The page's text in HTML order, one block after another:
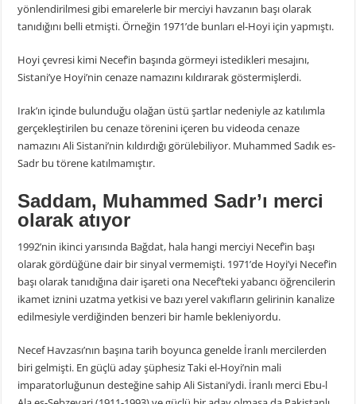
yönlendirilmesi gibi emarelerle bir merciyi havzanın başı olarak
tanıdığını belli etmişti. Örneğin 1971’de bunları el-Hoyi için yapmıştı.
Hoyi çevresi kimi Necef’in başında görmeyi istedikleri mesajını,
Sistani’ye Hoyi’nin cenaze namazını kıldırarak göstermişlerdi.
Irak’ın içinde bulunduğu olağan üstü şartlar nedeniyle az katılımla
gerçekleştirilen bu cenaze törenini içeren bu videoda cenaze
namazını Ali Sistani’nin kıldırdığı görülebiliyor. Muhammed Sadık es-
Sadr bu törene katılmamıştır.
Saddam, Muhammed Sadr’ı merci
olarak atıyor
1992’nin ikinci yarısında Bağdat, hala hangi merciyi Necef’in başı
olarak gördüğüne dair bir sinyal vermemişti. 1971’de Hoyi’yi Necef’in
başı olarak tanıdığına dair işareti ona Necef’teki yabancı öğrencilerin
ikamet iznini uzatma yetkisi ve bazı yerel vakıfların gelirinin kanalize
edilmesiyle verdiğinden benzeri bir hamle bekleniyordu.
Necef Havzası’nın başına tarih boyunca genelde İranlı mercilerden
biri gelmişti. En güçlü aday şüphesiz Taki el-Hoyi’nin mali
imparatorluğunun desteğine sahip Ali Sistani’ydi. İranlı merci Ebu-l